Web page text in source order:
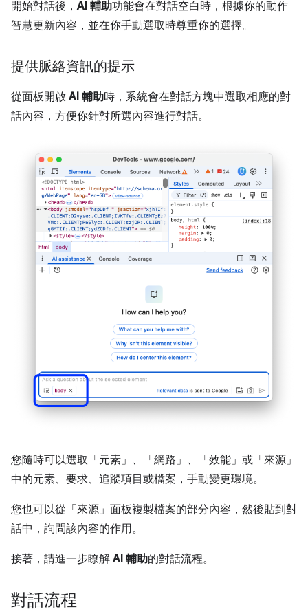
開始對話後，AI 輔助功能會在對話空白時，根據你的動作
智慧更新內容，並在你手動選取時尊重你的選擇。
提供脈絡資訊的提示
從面板開啟AI 輔助時，系統會在對話方塊中選取相應的對
話內容，方便你針對所選內容進行對話。
您隨時可以選取「元素」 、「網路」 、「效能」 或「來源」
中的元素、要求、追蹤項目或檔案，手動變更環境。
您也可以從「來源」 面板複製檔案的部分內容，然後貼到對
話中，詢問該內容的作用。
接著，請進一步瞭解AI 輔助的對話流程。
對話流程